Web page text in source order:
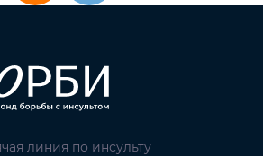
линия по инсульту